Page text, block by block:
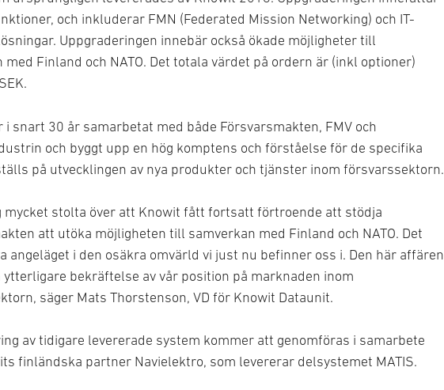
och inkluderar FMN (Federated Mission Networking) och IT-
Uppgraderingen innebär också ökade möjligheter till
med Finland och NATO. Det totala värdet på ordern är (inkl optioner)
i snart 30 år samarbetat med både Försvarsmakten, FMV och
och byggt upp en hög komptens och förståelse för de specifika
på utvecklingen av nya produkter och tjänster inom försvarssektorn.
mycket stolta över att Knowit fått fortsatt förtroende att stödja
att utöka möjligheten till samverkan med Finland och NATO. Det
angeläget i den osäkra omvärld vi just nu befinner oss i. Den här affären
ytterligare bekräftelse av vår position på marknaden inom
säger Mats Thorstenson, VD för Knowit Dataunit.
av tidigare levererade system kommer att genomföras i samarbete
finländska partner Navielektro, som levererar delsystemet MATIS.